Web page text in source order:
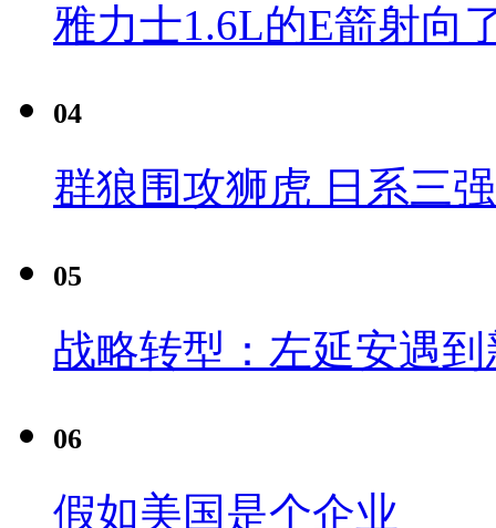
雅力士1.6L的E箭射向
04
群狼围攻狮虎 日系三
05
战略转型：左延安遇
06
假如美国是个企业